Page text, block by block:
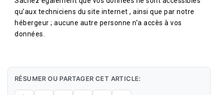
qu’aux techniciens du site internet , ainsi que par notre
hébergeur ; aucune autre personne n’a accès à vos
données.
RÉSUMER OU PARTAGER CET ARTICLE: